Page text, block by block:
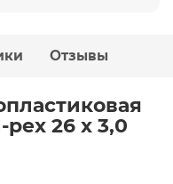
Отзывы
pex 26 х 3,0